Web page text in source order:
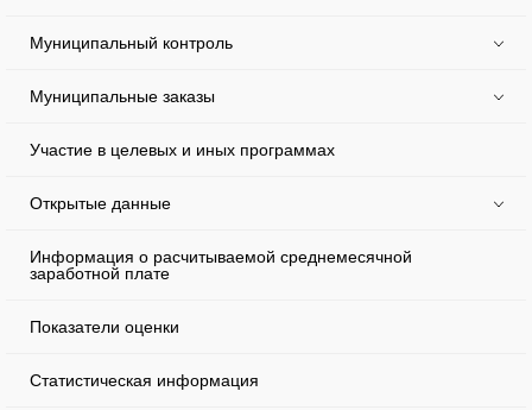
Муниципальный контроль
Муниципальные заказы
Участие в целевых и иных программах
Открытые данные
Информация о расчитываемой среднемесячной
заработной плате
Показатели оценки
Статистическая информация